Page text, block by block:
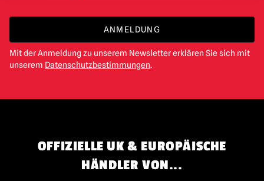
ANMELDUNG
Mit der Anmeldung zu unserem Newsletter erklären Sie sich mit
unserem Datenschutzbestimmungen.
OFFIZIELLE UK & EUROPÄISCHE
HÄNDLER VON...